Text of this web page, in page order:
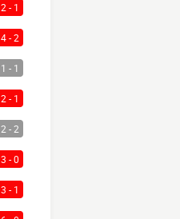
2 - 1
4 - 2
1 - 1
2 - 1
2 - 2
3 - 0
3 - 1